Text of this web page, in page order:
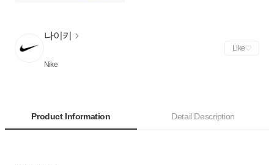
나이키
Nike
Like
Product Information Detail Description